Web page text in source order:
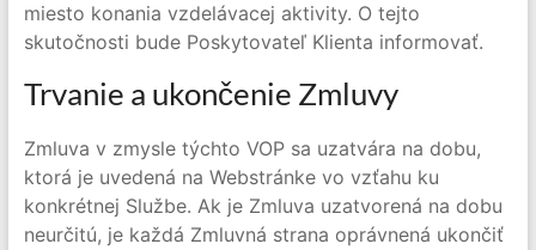
miesto konania vzdelávacej aktivity. O tejto
skutočnosti bude Poskytovateľ Klienta informovať.
Trvanie a ukončenie Zmluvy
Zmluva v zmysle týchto VOP sa uzatvára na dobu,
ktorá je uvedená na Webstránke vo vzťahu ku
konkrétnej Službe. Ak je Zmluva uzatvorená na dobu
neurčitú, je každá Zmluvná strana oprávnená ukončiť